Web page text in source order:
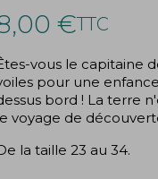
€TTC
vous le capitaine
pour une
bord ! La terre
voyage de
la taille 23 au 34.